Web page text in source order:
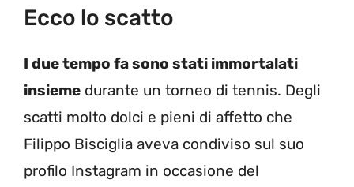
Ecco lo scatto
I due tempo fa sono stati immortalati
insieme durante un torneo di tennis. Degli
scatti molto dolci e pieni di affetto che
Filippo Bisciglia aveva condiviso sul suo
profilo Instagram in occasione del